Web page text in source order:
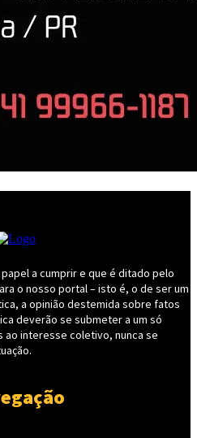
a cumprir e que é ditado pelo
o nosso portal – isto é, o de ser um
a opinião destemida sobre fatos
deverão se submeter a um só
interesse coletivo, nunca se